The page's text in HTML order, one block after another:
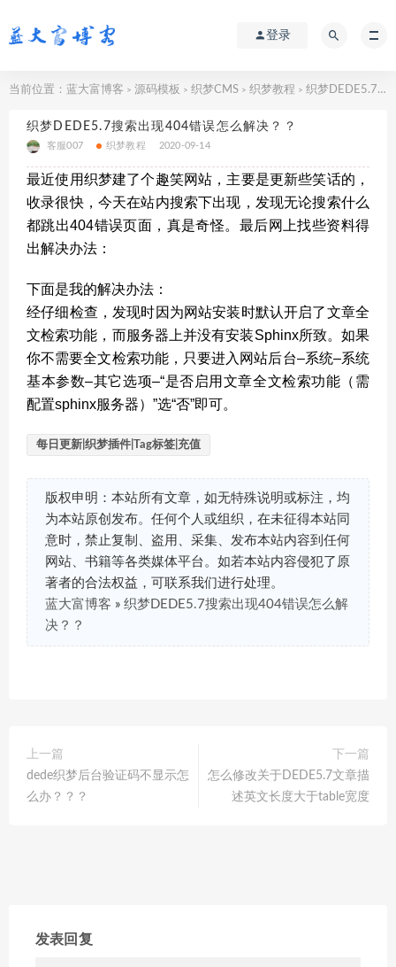
登录
当前位置： 蓝大富博客 > 源码模板 > 织梦CMS > 织梦教程 > 织梦DEDE5.7搜索出现404错误怎么解决？？
织梦DEDE5.7搜索出现404错误怎么解决？？
客服007 织梦教程 2020-09-14
最近使用织梦建了个趣笑网站，主要是更新些笑话的，
收录很快，今天在站内搜索下出现，发现无论搜索什么
都跳出404错误页面，真是奇怪。最后网上找些资料得
出解决办法：
下面是我的解决办法：
经仔细检查，发现时因为网站安装时默认开启了文章全
文检索功能，而服务器上并没有安装Sphinx所致。如果
你不需要全文检索功能，只要进入网站后台–系统–系统
基本参数–其它选项–“是否启用文章全文检索功能（需
配置sphinx服务器）”选“否”即可。
每日更新|织梦插件|Tag标签|充值
版权申明：本站所有文章，如无特殊说明或标注，均
为本站原创发布。任何个人或组织，在未征得本站同
意时，禁止复制、盗用、采集、发布本站内容到任何
网站、书籍等各类媒体平台。如若本站内容侵犯了原
著者的合法权益，可联系我们进行处理。
蓝大富博客 » 织梦DEDE5.7搜索出现404错误怎么解
决？？
上一篇
dede织梦后台验证码不显示怎
么办？？？
下一篇
怎么修改关于DEDE5.7文章描
述英文长度大于table宽度
发表回复